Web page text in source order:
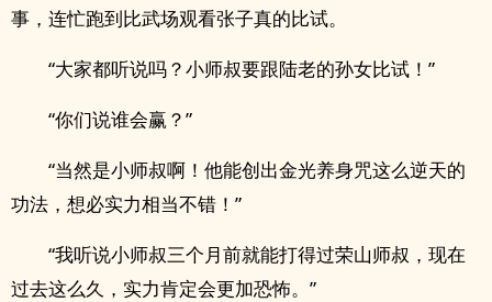
事，连忙跑到比武场观看张子真的比试。
“大家都听说吗？小师叔要跟陆老的孙女比试！”
“你们说谁会赢？”
“当然是小师叔啊！他能创出金光养身咒这么逆天的
功法，想必实力相当不错！”
“我听说小师叔三个月前就能打得过荣山师叔，现在
过去这么久，实力肯定会更加恐怖。”